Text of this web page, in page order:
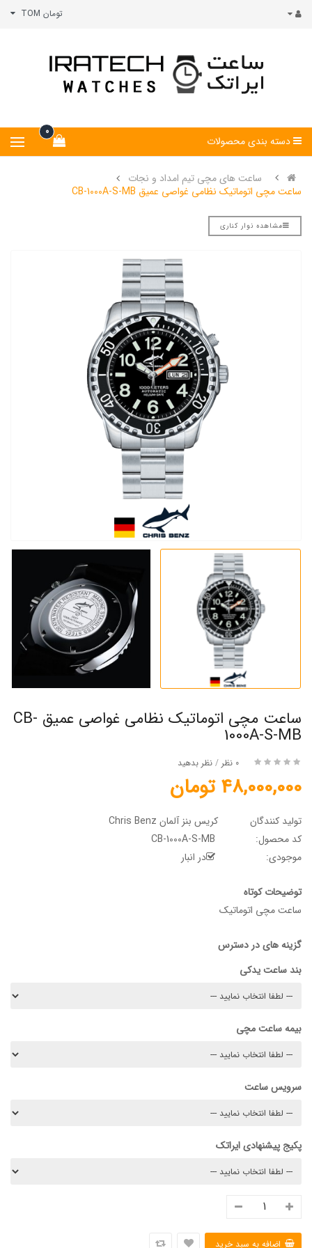
تومان TOM
0
دسته بندی محصولات
ساعت های مچی تیم امداد و نجات
ساعت مچی اتوماتیک نظامی غواصی عمیق CB-1000A-S-MB
مشاهده نوار کناری
ساعت مچی اتوماتیک نظامی غواصی عمیق CB-
1000A-S-MB
0 نظر / نظر بدهید
48,000,000 تومان
تولید کنندگان
کریس بنز آلمان Chris Benz
کد محصول:
موجودی:
در انبار
توضیحات کوتاه
ساعت مچی اتوماتیک
گزینه های در دسترس
بند ساعت یدکی
بیمه ساعت مچی
سرویس ساعت
پکیج پیشنهادی ایراتک